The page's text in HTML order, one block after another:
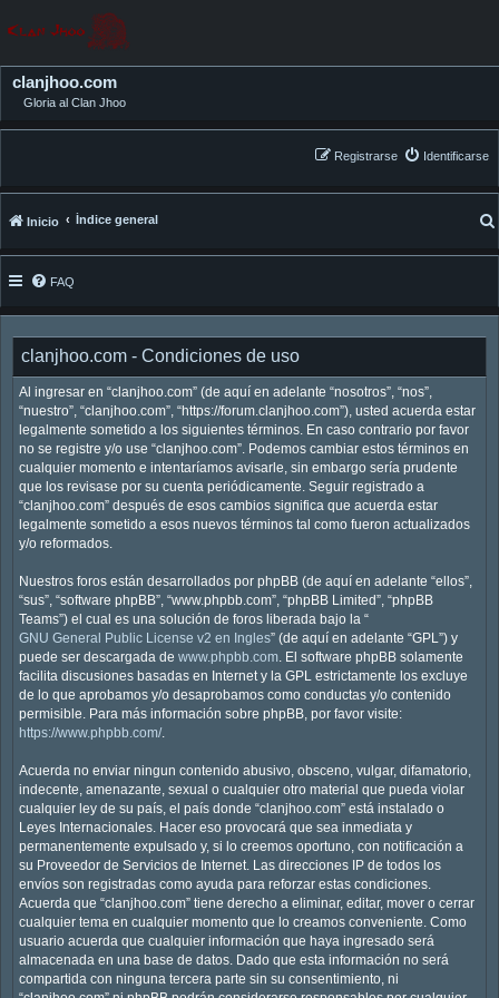
clanjhoo.com
Gloria al Clan Jhoo
Identificarse
Registrarse
Inicio Índice general
FAQ
clanjhoo.com - Condiciones de uso
Al ingresar en “clanjhoo.com” (de aquí en adelante “nosotros”, “nos”,
“nuestro”, “clanjhoo.com”, “https://forum.clanjhoo.com”), usted acuerda estar
legalmente sometido a los siguientes términos. En caso contrario por favor
no se registre y/o use “clanjhoo.com”. Podemos cambiar estos términos en
cualquier momento e intentaríamos avisarle, sin embargo sería prudente
que los revisase por su cuenta periódicamente. Seguir registrado a
“clanjhoo.com” después de esos cambios significa que acuerda estar
legalmente sometido a esos nuevos términos tal como fueron actualizados
y/o reformados.
Nuestros foros están desarrollados por phpBB (de aquí en adelante “ellos”,
“sus”, “software phpBB”, “www.phpbb.com”, “phpBB Limited”, “phpBB
Teams”) el cual es una solución de foros liberada bajo la “
GNU General Public License v2 en Ingles” (de aquí en adelante “GPL”) y
puede ser descargada de www.phpbb.com. El software phpBB solamente
facilita discusiones basadas en Internet y la GPL estrictamente los excluye
de lo que aprobamos y/o desaprobamos como conductas y/o contenido
permisible. Para más información sobre phpBB, por favor visite:
https://www.phpbb.com/.
Acuerda no enviar ningun contenido abusivo, obsceno, vulgar, difamatorio,
indecente, amenazante, sexual o cualquier otro material que pueda violar
cualquier ley de su país, el país donde “clanjhoo.com” está instalado o
Leyes Internacionales. Hacer eso provocará que sea inmediata y
permanentemente expulsado y, si lo creemos oportuno, con notificación a
su Proveedor de Servicios de Internet. Las direcciones IP de todos los
envíos son registradas como ayuda para reforzar estas condiciones.
Acuerda que “clanjhoo.com” tiene derecho a eliminar, editar, mover o cerrar
cualquier tema en cualquier momento que lo creamos conveniente. Como
usuario acuerda que cualquier información que haya ingresado será
almacenada en una base de datos. Dado que esta información no será
compartida con ninguna tercera parte sin su consentimiento, ni